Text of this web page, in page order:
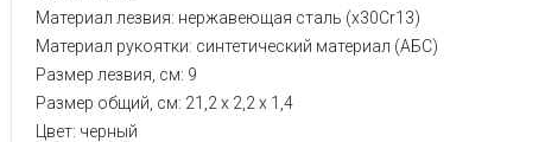
Материал лезвия: нержавеющая сталь (x30Cr13)
Материал рукоятки: синтетический материал (АБС)
Размер лезвия, см: 9
Размер общий, см: 21,2 x 2,2 x 1,4
Цвет: черный